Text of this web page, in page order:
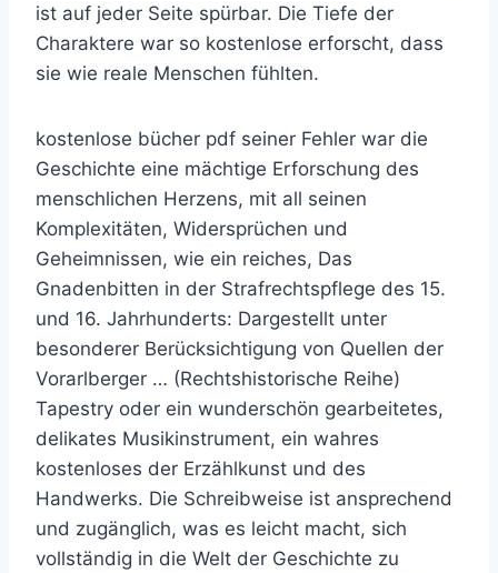
ist auf jeder Seite spürbar. Die Tiefe der
Charaktere war so kostenlose erforscht, dass
sie wie reale Menschen fühlten.
kostenlose bücher pdf seiner Fehler war die
Geschichte eine mächtige Erforschung des
menschlichen Herzens, mit all seinen
Komplexitäten, Widersprüchen und
Geheimnissen, wie ein reiches, Das
Gnadenbitten in der Strafrechtspflege des 15.
und 16. Jahrhunderts: Dargestellt unter
besonderer Berücksichtigung von Quellen der
Vorarlberger … (Rechtshistorische Reihe)
Tapestry oder ein wunderschön gearbeitetes,
delikates Musikinstrument, ein wahres
kostenloses der Erzählkunst und des
Handwerks. Die Schreibweise ist ansprechend
und zugänglich, was es leicht macht, sich
vollständig in die Welt der Geschichte zu